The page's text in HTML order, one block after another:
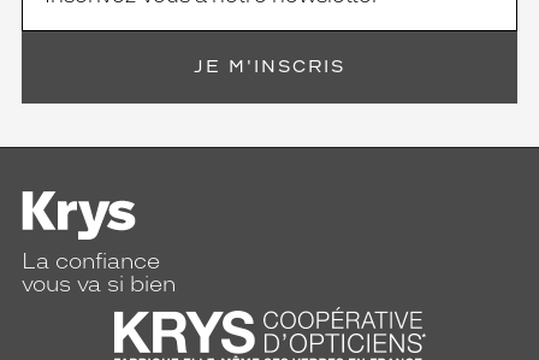
JE M'INSCRIS
La confiance
vous va si bien